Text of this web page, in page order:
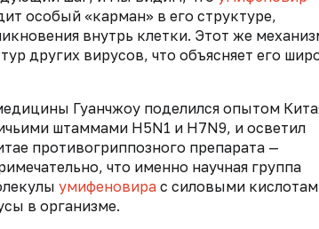
особый «карман» в его структуре,
внутрь клетки. Этот же
других вирусов, что объясняет его
Гуанчжоу поделился опытом
штаммами H5N1 и H7N9, и осветил
противогриппозного препарата —
что именно научная группа
умифеновира с силовыми
в организме.